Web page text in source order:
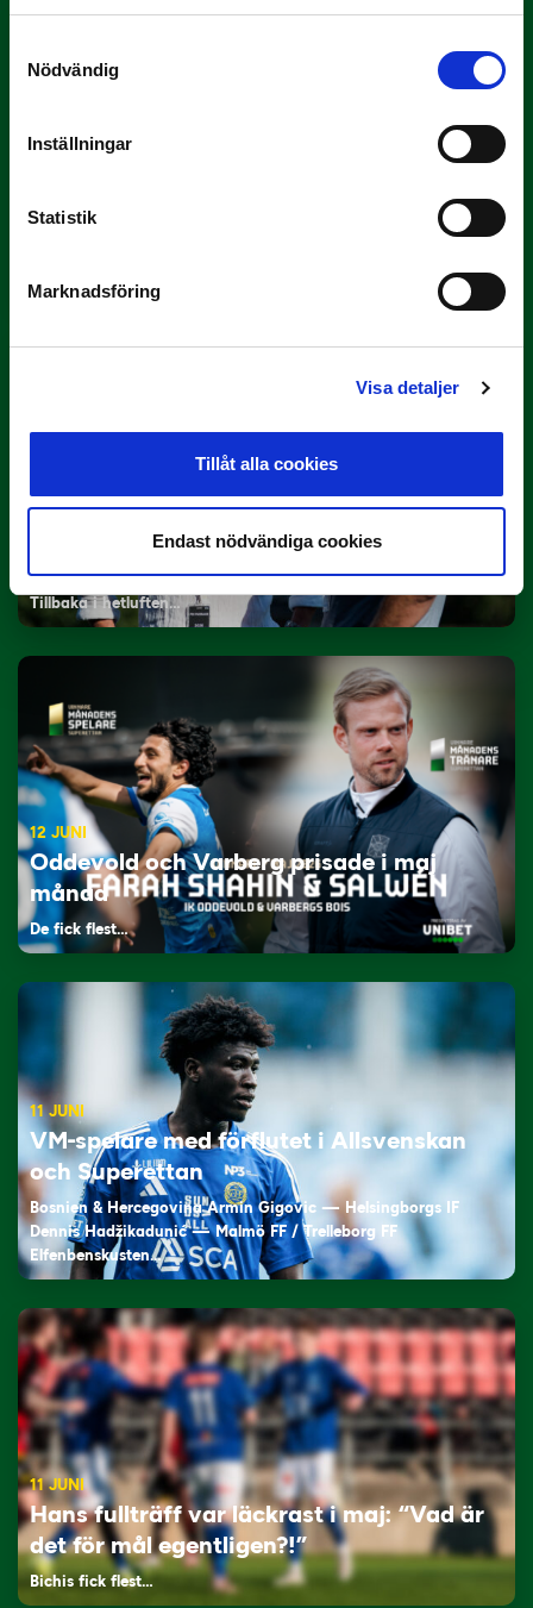
Nödvändig
Inställningar
Statistik
Marknadsföring
Visa detaljer
Tillåt alla cookies
Endast nödvändiga cookies
3 JULI
Lagerlöf tar över i Sandvikens IF
Tillbaka i hetluften…
12 JUNI
Oddevold och Varberg prisade i maj
månad
De fick flest…
11 JUNI
VM-spelare med förflutet i Allsvenskan
och Superettan
Bosnien & Hercegovina Armin Gigovic — Helsingborgs IF
Dennis Hadžikadunić — Malmö FF / Trelleborg FF
Elfenbenskusten…
11 JUNI
Hans fullträff var läckrast i maj: “Vad är
det för mål egentligen?!”
Bichis fick flest…